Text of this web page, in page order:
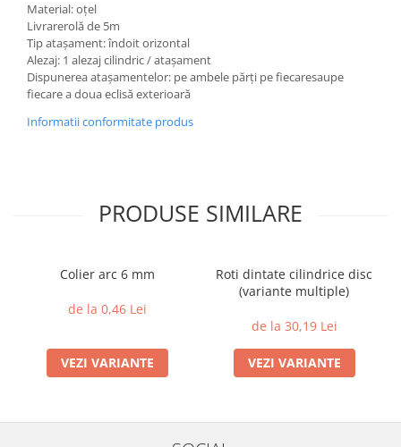
Material: oțel
Livrarerolă de 5m
Tip atașament: îndoit orizontal
Alezaj: 1 alezaj cilindric / atașament
Dispunerea atașamentelor: pe ambele părți pe fiecaresaupe
fiecare a doua eclisă exterioară
Informatii conformitate produs
PRODUSE SIMILARE
Colier arc 6 mm
de la 0,46 Lei
VEZI VARIANTE
Roti dintate cilindrice disc
(variante multiple)
de la 30,19 Lei
VEZI VARIANTE